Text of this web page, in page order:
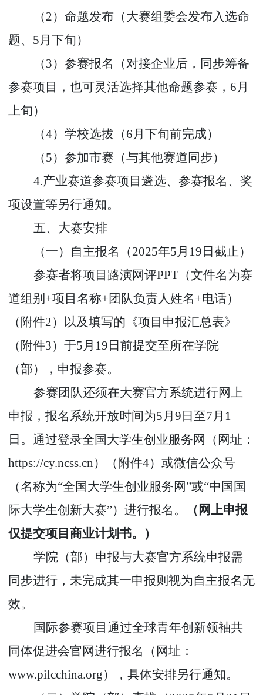
（2）命题发布（大赛组委会发布入选命
题、 5月下旬）
（3）参赛报名（对接企业后，同步筹备
参赛项目，也可灵活选择其他命题参赛， 6月
上旬）
（4）学校选拔（6月下旬前完成）
（5）参加市赛（与其他赛道同步）
4.产业赛道参赛项目遴选、参赛报名、奖
项设置等另行通知。
五、大赛安排
（一）自主报名（2025年5月 19 日截止）
参赛者将项目路演网评PPT （文件名为赛
道组别 +项目名称+团队负责人姓名+电话）
（附件2）以及填写的《项目申报汇总表》
（附件3）于5月 19 日前提交至所在学院
（部），申报参赛。
参赛团队还须在大赛官方系统进行网上
申报，报名系统开放时间为5月 9 日至7月 1
日。通过登录全国大学生创业服务网（网址：
https://cy.ncss.cn）（附件4）或微信公众号
（名称为“全国大学生创业服务网”或“中国国
际大学生创新大赛”）进行报名。
（网上申报
仅提交项目商业计划书。）
学院（部）申报与大赛官方系统申报需
同步进行，未完成其一申报则视为自主报名无
效。
国际参赛项目通过全球青年创新领袖共
同体促进会官网进行报名（网址：
www.pilcchina.org），具体安排另行通知。